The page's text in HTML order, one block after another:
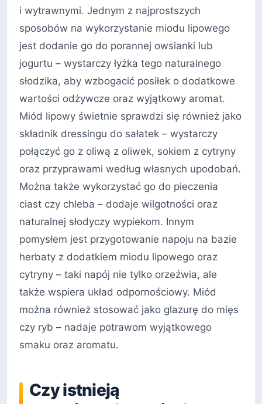
i wytrawnymi. Jednym z najprostszych
sposobów na wykorzystanie miodu lipowego
jest dodanie go do porannej owsianki lub
jogurtu – wystarczy łyżka tego naturalnego
słodzika, aby wzbogacić posiłek o dodatkowe
wartości odżywcze oraz wyjątkowy aromat.
Miód lipowy świetnie sprawdzi się również jako
składnik dressingu do sałatek – wystarczy
połączyć go z oliwą z oliwek, sokiem z cytryny
oraz przyprawami według własnych upodobań.
Można także wykorzystać go do pieczenia
ciast czy chleba – dodaje wilgotności oraz
naturalnej słodyczy wypiekom. Innym
pomysłem jest przygotowanie napoju na bazie
herbaty z dodatkiem miodu lipowego oraz
cytryny – taki napój nie tylko orzeźwia, ale
także wspiera układ odpornościowy. Miód
można również stosować jako glazurę do mięs
czy ryb – nadaje potrawom wyjątkowego
smaku oraz aromatu.
Czy istnieją